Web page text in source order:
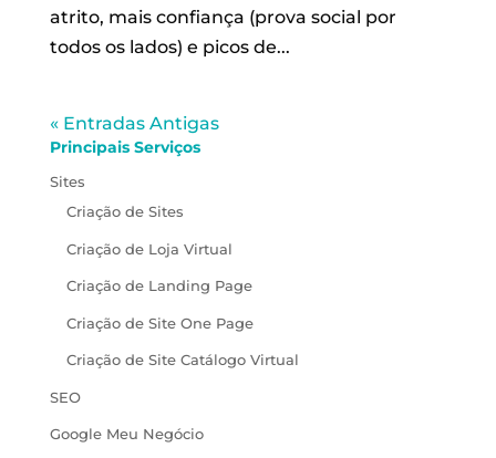
atrito, mais confiança (prova social por
todos os lados) e picos de...
« Entradas Antigas
Principais Serviços
Sites
Criação de Sites
Criação de Loja Virtual
Criação de Landing Page
Criação de Site One Page
Criação de Site Catálogo Virtual
SEO
Google Meu Negócio